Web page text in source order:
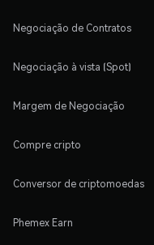
Negociação de Contratos
Negociação à vista (Spot)
Margem de Negociação
Compre cripto
Conversor de criptomoedas
Phemex Earn